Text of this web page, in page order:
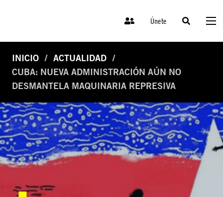
Únete
INICIO
ACTUALIDAD
CUBA: NUEVA ADMINISTRACIÓN AÚN NO
DESMANTELA MAQUINARIA REPRESIVA